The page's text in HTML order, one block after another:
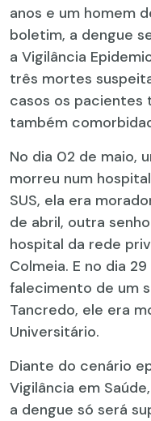
anos e um homem
boletim, a dengue
a Vigilância
três mortes
casos os pacientes
também
No dia 02 de maio,
morreu num
SUS, ela era
de abril, outra
hospital da rede
Colmeia. E no dia
falecimento de um
Tancredo, ele era
Universitário.
Diante do cenário
Vigilância em
a dengue só será